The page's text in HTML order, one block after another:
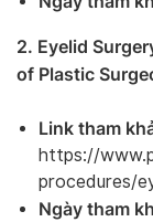
2. Eyelid
of Plastic
Link tham
https://
procedures/
Ngày tham